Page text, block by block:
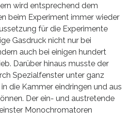
wird entsprechend dem
beim Experiment immer wieder
für die Experimente
Gasdruck nicht nur bei
auch bei einigen hundert
Darüber hinaus musste der
Spezialfenster unter ganz
die Kammer eindringen und aus
Der ein- und austretende
Monochromatoren